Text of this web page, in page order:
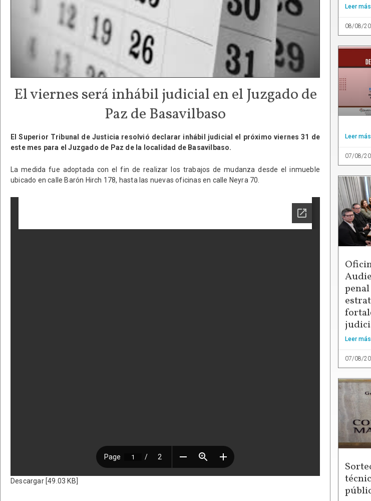
El viernes será inhábil judicial en el Juzgado de
Paz de Basavilbaso
El Superior Tribunal de Justicia resolvió declarar inhábil judicial el próximo viernes 31 de
este mes para el Juzgado de Paz de la localidad de Basavilbaso.
La medida fue adoptada con el fin de realizar los trabajos de mudanza desde el inmueble
ubicado en calle Barón Hirch 178, hasta las nuevas oficinas en calle Neyra 70.
Descargar [49.03 KB]
Leer
08/08/
Leer
07/08/
Leer
07/08/